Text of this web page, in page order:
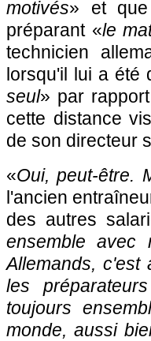
motivés» et
préparant «le
technicien
lorsqu'il lui a été
seul» par
cette distance
de son directeur
«Oui, peut-être.
l'ancien
des autres
ensemble
Allemands, c'est
les
toujours
monde, aussi